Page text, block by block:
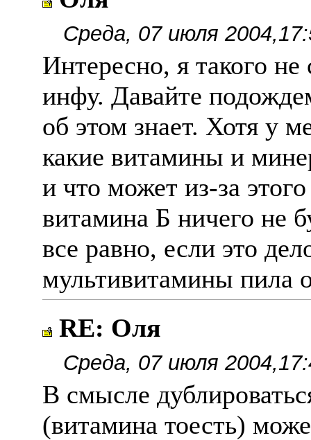
Среда, 07 июля
Интересно, я такого
инфу. Давайте
об этом знает. Хотя у
какие витамины и
и что может из-за
витамина Б ничего не
все равно, если это
мультивитамины пила
RE: Оля
Среда, 07 июля
В смысле
(витамина тоесть)